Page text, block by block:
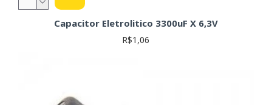
Capacitor Eletrolitico 3300uF X 6,3V
R$1,06